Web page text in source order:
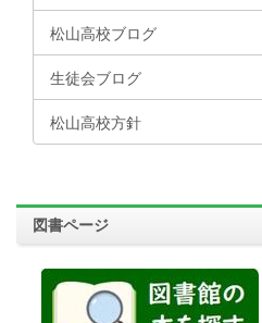
松山高校ブログ
生徒会ブログ
松山高校方針
図書ページ